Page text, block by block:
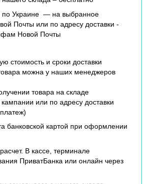
по Украине — на выбранное
Почты или по адресу доставки -
Новой Почты
стоимость и сроки доставки
можна у наших менеджеров
товара на складе
или по адресу доставки
банковской картой при оформлении
В кассе, терминале
ПриватБанка или онлайн через